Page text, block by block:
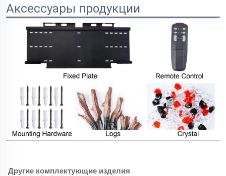
Аксессуары продукции
Другие комплектующие изделия